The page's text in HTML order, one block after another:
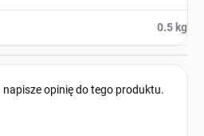
0.5 kg
opinię do tego produktu.